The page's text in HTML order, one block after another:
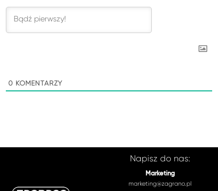
0 KOMENTARZY
Napisz do nas:
Marketing
marketing@zagrano.pl